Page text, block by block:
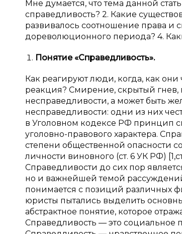
Мне думается, что тема данной
справедливость? 2. Какие
развивалось соотношение права
дореволюционного периода? 4.
Понятие «Справедливость».
Как реагируют люди, когда, как
реакция? Смирение, скрытый
несправедливости, а может быть
несправедливости: одни из них
в Уголовном кодексе РФ принцип
уголовно-правового характера.
степени общественной опасности
личности виновного (ст. 6 УК РФ)
Справедливости до сих пор
но и важнейшей темой
понимается с позиций различных
юристы пытались выделить
абстрактное понятие, которое
Справедливость — это социальное